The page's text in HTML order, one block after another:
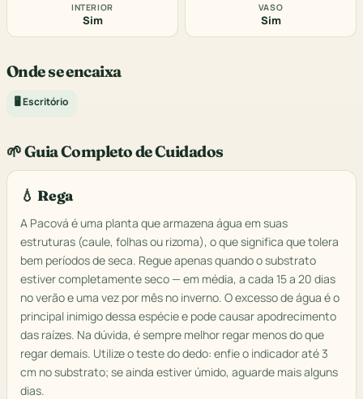
INTERIOR
Sim
VASO
Sim
Onde se encaixa
🖥️ Escritório
🌱 Guia Completo de Cuidados
💧 Rega
A Pacová é uma planta que armazena água em suas
estruturas (caule, folhas ou rizoma), o que significa que tolera
bem períodos de seca. Regue apenas quando o substrato
estiver completamente seco — em média, a cada 15 a 20 dias
no verão e uma vez por mês no inverno. O excesso de água é o
principal inimigo dessa espécie e pode causar apodrecimento
das raízes. Na dúvida, é sempre melhor regar menos do que
regar demais. Utilize o teste do dedo: enfie o indicador até 3
cm no substrato; se ainda estiver úmido, aguarde mais alguns
dias.